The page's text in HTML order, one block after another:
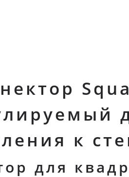
к
для